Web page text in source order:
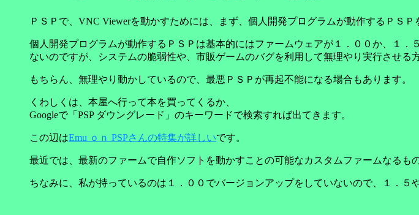
ＰＳＰで、VNC Viewerを動かすためには、まず、個人開発プログラムが動作するＰＳＰ
個人開発プログラムが動作するＰＳＰは基本的にはファームウェアが１．００か、１
ないのですが、システムの脆弱性や、市販ゲームのバグを利用して無理やり実行させる
もちらん、無理やり動かしているので、最悪ＰＳＰが再起不能になる場合もあります。
くわしくは、本屋へ行って本を買ってくるか、
Googleで「PSP ダウングレード」のキーワードで検索すれば出てきます。
この辺はEmu ｏｎ PSPさんの特集が詳しいです。
最近では、最新のファームで自作ソフトを動かすことの可能なカスタムファームなるも
ちなみに、私が持っているのは１．００でバージョンアップをしていないので、１．５